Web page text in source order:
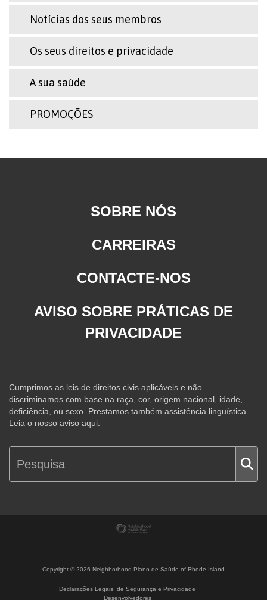
Notícias dos seus membros
Os seus direitos e privacidade
A sua saúde
PROMOÇÕES
SOBRE NÓS
CARREIRAS
CONTACTE-NOS
AVISO SOBRE PRÁTICAS DE
PRIVACIDADE
Cumprimos as leis de direitos civis aplicáveis e não
discriminamos com base na raça, cor, origem nacional, idade,
deficiência, ou sexo. Prestamos também assistência linguística.
Leia o nosso aviso aqui.
Copyright ©2026 Neighborhood Plano de Saúde of Rhode Island
Declarações Legais, de Segurança e Privacidade
Desenvolvedores